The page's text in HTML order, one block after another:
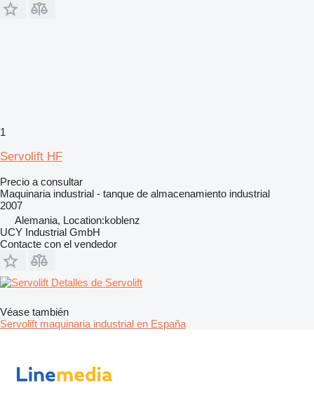
1
Servolift HF
Precio a consultar
Maquinaria industrial - tanque de almacenamiento industrial
2007
Alemania, Location:koblenz
UCY Industrial GmbH
Contacte con el vendedor
Detalles de Servolift
Véase también
Servolift maquinaria industrial en España